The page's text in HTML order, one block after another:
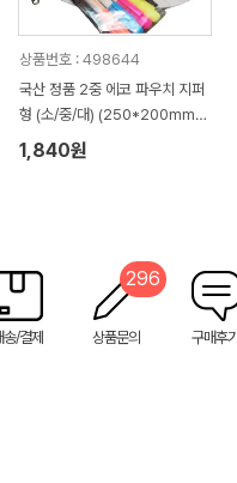
상품번호 : 498644
국산 정품 2중 에코 파우치 지퍼
형 (소/중/대) (250*200mm/2
00*150mm/200*100mm)
1,840원
송/결제 상품문의
296
구매후기